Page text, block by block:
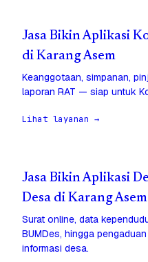
Jasa Bikin Aplikasi
di Karang Asem
Keanggotaan, simpanan,
laporan RAT — siap untuk
Lihat layanan →
Jasa Bikin Aplikasi
Desa di Karang Asem
Surat online, data
BUMDes, hingga
informasi desa.